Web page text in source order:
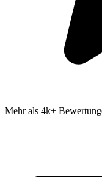
Mehr als 4k+